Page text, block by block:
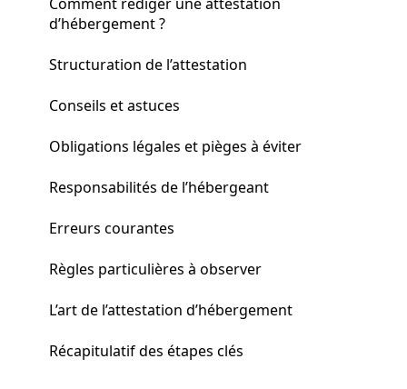
d’hébergement ?
Structuration de l’attestation
Conseils et astuces
Obligations légales et pièges à éviter
Responsabilités de l’hébergeant
Erreurs courantes
Règles particulières à observer
L’art de l’attestation d’hébergement
Récapitulatif des étapes clés